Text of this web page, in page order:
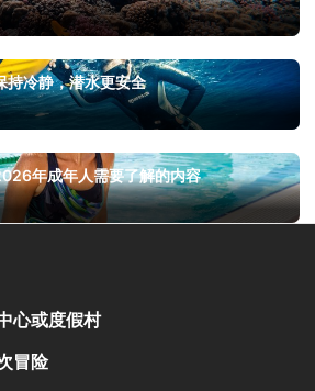
持冷静，潜水更安全
年成年人需要了解的内容
心或度假村
冒险